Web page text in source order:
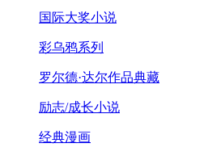
国际大奖小说
彩乌鸦系列
罗尔德·达尔作品典藏
励志/成长小说
经典漫画